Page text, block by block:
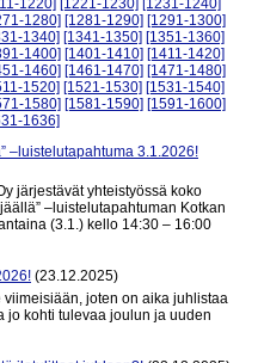
1220] [1221-1230] [1231-1240]
1280] [1281-1290] [1291-1300]
1340] [1341-1350] [1351-1360]
1400] [1401-1410] [1411-1420]
1460] [1461-1470] [1471-1480]
1520] [1521-1530] [1531-1540]
1580] [1581-1590] [1591-1600]
1636]
–luistelutapahtuma 3.1.2026!
järjestävät yhteistyössä koko
–luistelutapahtuman Kotkan
(3.1.) kello 14:30 – 16:00
(23.12.2025)
joten on aika juhlistaa
jo kohti tulevaa joulun ja uuden